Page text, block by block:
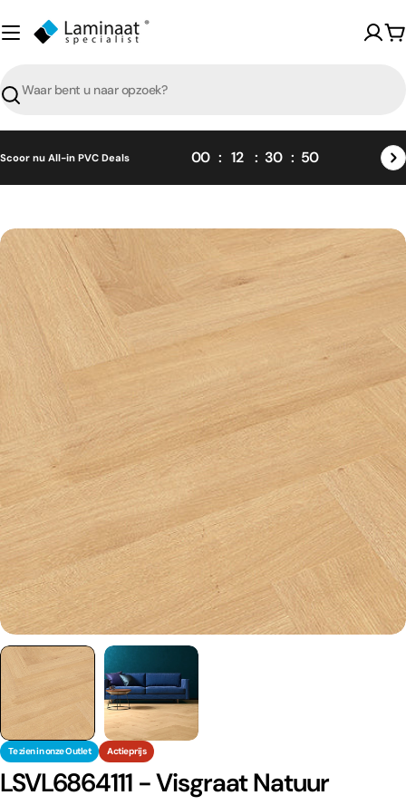
naar
content
Zoeken
Scoor nu All-in PVC Deals 00 12 30 49
Skip
naar
product
informatie
Te zien in onze Outlet Actieprijs
LSVL6864111 - Visgraat Natuur